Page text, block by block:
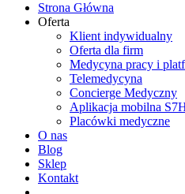
Strona Główna
Oferta
Klient indywidualny
Oferta dla firm
Medycyna pracy i
Telemedycyna
Concierge Medyczny
Aplikacja mobilna
Placówki medyczne
O nas
Blog
Sklep
Kontakt